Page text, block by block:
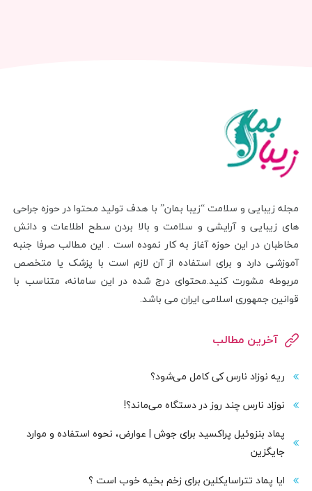
مجله زیبایی و سلامت “زیبا بمان” با هدف تولید محتوا در حوزه جراحی
های زیبایی و آرایشی و سلامت و بالا بردن سطح اطلاعات و دانش
مخاطبان در این حوزه آغاز به کار نموده است . این مطالب صرفا جنبه
آموزشی دارد و برای استفاده از آن لازم است با پزشک یا متخصص
مربوطه مشورت کنید.محتوای درج شده در این سامانه، متناسب با
قوانین جمهوری اسلامی ایران می باشد.
آخرین مطالب
ریه نوزاد نارس کی کامل می‌شود؟
نوزاد نارس چند روز در دستگاه می‌ماند؟!
پماد بنزوئیل پراکسید برای جوش | عوارض، نحوه استفاده و موارد
جایگزین
ایا پماد تتراسایکلین برای زخم بخیه خوب است ؟